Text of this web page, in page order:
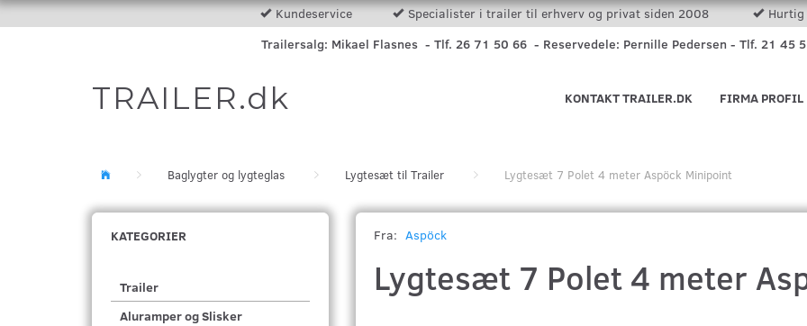
Kundeservice Specialister i trailer til erhverv og privat siden 2008
Hurtig
Trailersalg: Mikael Flasnes - Tlf. 26 71 50 66 - Reservedele: Pernille Pedersen - Tlf. 21 45
TRAILER.dk FIRMA PROFIL
KONTAKT TRAILER.DK
Baglygter og lygteglas Lygtesæt til Trailer Lygtesæt 7 Polet 4 meter Aspöck Minipoint
KATEGORIER
Trailer
Aluramper og Slisker
Fra: Aspöck
Lygtesæt 7 Polet 4 meter